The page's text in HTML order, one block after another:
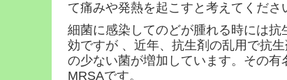
て痛みや発熱を起こすと考えてくださ
細菌に感染してのどが腫れる時には抗
効ですが 、近年、抗生剤の乱用で抗
の少ない菌が増加しています。その有
MRSAです。